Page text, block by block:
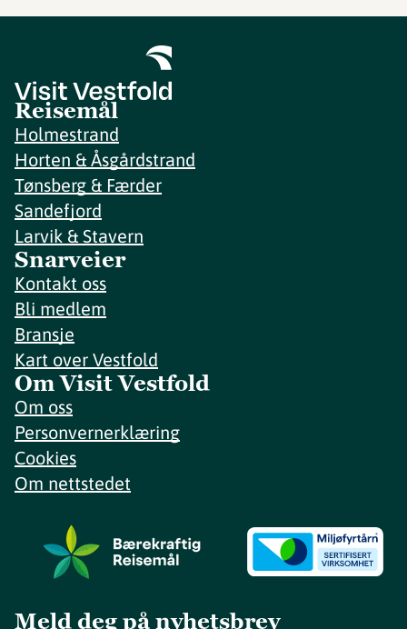
Reisemål
Holmestrand
Horten & Åsgårdstrand
Tønsberg & Færder
Sandefjord
Larvik & Stavern
Snarveier
Kontakt oss
Bli medlem
Bransje
Kart over Vestfold
Om Visit Vestfold
Om oss
Personvernerklæring
Cookies
Om nettstedet
Meld deg på nyhetsbrev